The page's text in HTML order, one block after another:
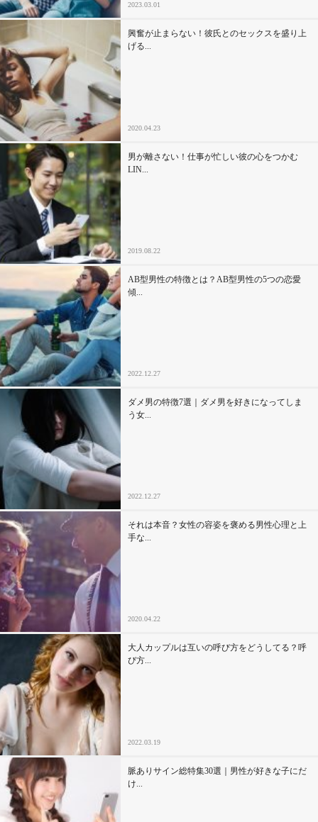
驚き
2023.03.01
興奮が止まらない！彼氏とのセックスを盛り上
げる...
2020.04.23
男が離さない！仕事が忙しい彼の心をつかむ
LIN...
2019.08.22
AB型男性の特徴とは？AB型男性の5つの恋愛
傾...
2022.12.27
ダメ男の特徴7選｜ダメ男を好きになってしま
う女...
2022.12.27
それは本音？女性の容姿を褒める男性心理と上
手な...
2020.04.22
大人カップルは互いの呼び方をどうしてる？呼
び方...
2022.03.19
脈ありサイン総特集30選｜男性が好きな子にだ
け...